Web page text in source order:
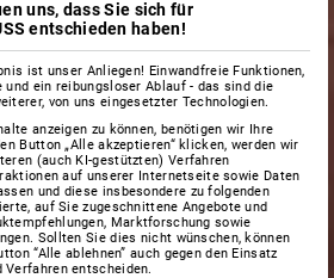
uns, dass Sie sich für
entschieden haben!
ist unser Anliegen! Einwandfreie Funktionen,
ein reibungsloser Ablauf - das sind die
von uns eingesetzter Technologien.
anzeigen zu können, benötigen wir Ihre
Button „Alle akzeptieren“ klicken, werden wir
(auch KI-gestützten) Verfahren
auf unserer Internetseite sowie Daten
und diese insbesondere zu folgenden
auf Sie zugeschnittene Angebote und
Marktforschung sowie
Sollten Sie dies nicht wünschen, können
“Alle ablehnen” auch gegen den Einsatz
Verfahren entscheiden.